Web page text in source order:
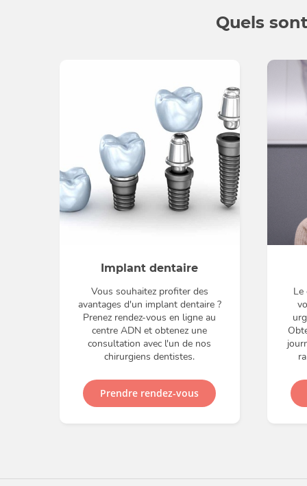
Quels
Implant dentaire
Vous souhaitez profiter des
avantages d'un implant dentaire ?
Prenez rendez-vous en ligne au
centre ADN et obtenez une
consultation avec l'un de nos
chirurgiens dentistes.
Prendre rendez-vous
Le